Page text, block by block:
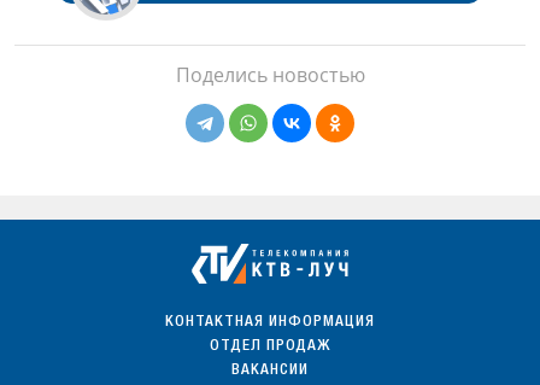
Поделись новостью
КОНТАКТНАЯ ИНФОРМАЦИЯ
ОТДЕЛ ПРОДАЖ
ВАКАНСИИ